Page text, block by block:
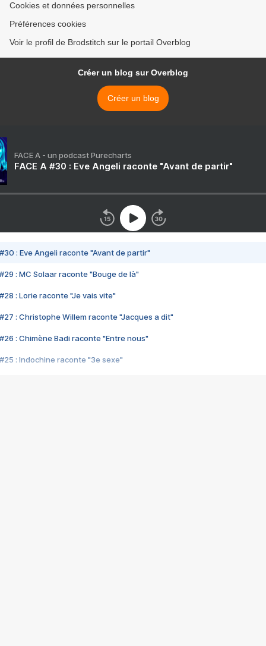
Cookies et données personnelles
Préférences cookies
Voir le profil de Brodstitch sur le portail Overblog
Créer un blog sur Overblog
Créer un blog
FACE A - un podcast Purecharts
FACE A #30 : Eve Angeli raconte "Avant de partir"
#30 : Eve Angeli raconte "Avant de partir"
#29 : MC Solaar raconte "Bouge de là"
#28 : Lorie raconte "Je vais vite"
#27 : Christophe Willem raconte "Jacques a dit"
#26 : Chimène Badi raconte "Entre nous"
#25 : Indochine raconte "3e sexe"